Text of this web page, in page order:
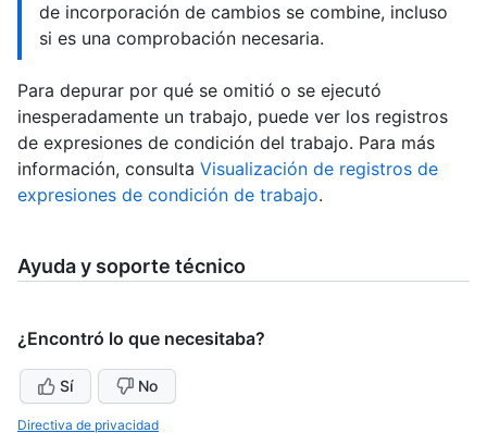
de incorporación de cambios se combine, incluso
si es una comprobación necesaria.
Para depurar por qué se omitió o se ejecutó
inesperadamente un trabajo, puede ver los registros
de expresiones de condición del trabajo. Para más
información, consulta Visualización de registros de
expresiones de condición de trabajo.
Ayuda y soporte técnico
¿Encontró lo que necesitaba?
Sí No
Directiva de privacidad